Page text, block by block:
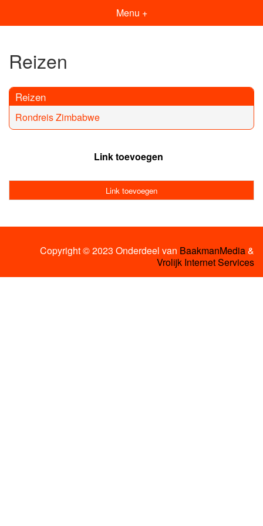
Menu +
Reizen
Reizen
Rondreis Zimbabwe
Link toevoegen
Link toevoegen
Copyright © 2023 Onderdeel van BaakmanMedia&
Vrolijk Internet Services